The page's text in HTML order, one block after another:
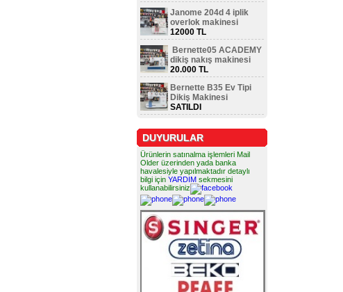
Janome 204d 4 iplik
overlok makinesi
12000 TL
Bernette05 ACADEMY
dikiş nakış makinesi
20.000 TL
Bernette B35 Ev Tipi
Dikiş Makinesi
SATILDI
DUYURULAR
Ürünlerin satınalma işlemleri Mail
Older üzerinden yada banka
havalesiyle yapılmaktadır detaylı
bilgi için YARDIM sekmesini
kullanabilirsiniz